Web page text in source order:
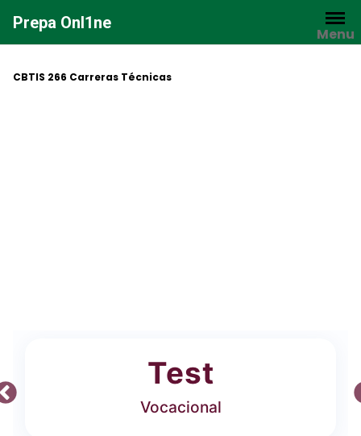
contenido
Prepa Onl1ne
Menu
CBTIS 266 Carreras Técnicas
Test
Vocacional